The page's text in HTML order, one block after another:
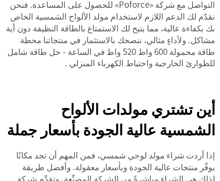
التواصل مع شركة «Poforce» للحصول على المساعدة. فنحن
نقدّم لك الدعم اللازم لاستخدام مولد الألواح الشمسية الخاص
بك بكفاءة عالية، مما يتيح لك الاستمتاع بالطاقة النظيفة دون أية
مشاكل. ولأداءٍ مثالي، ننصحك بالاستثمار في منتجاتنا محطة
طاقة محمولة 600 واط 520 واط في الساعة - حل طاقة شامل
للطوارئ الخارجية واحتياط الكهرباء المنزلي .
أين تشتري مولدات الألواح
الشمسية عالية الجودة بأسعار جملة
إذا أردت شراء مولد لوحي شمسي، فمن المهم أن تجد مكانًا
يوفّر منتجات عالية الجودة وبأسعار معقولة. وأفضل طريقة
لذلك هي الشراء مباشرةً من الشركة المصنِّعة. وتقدِّم شركة